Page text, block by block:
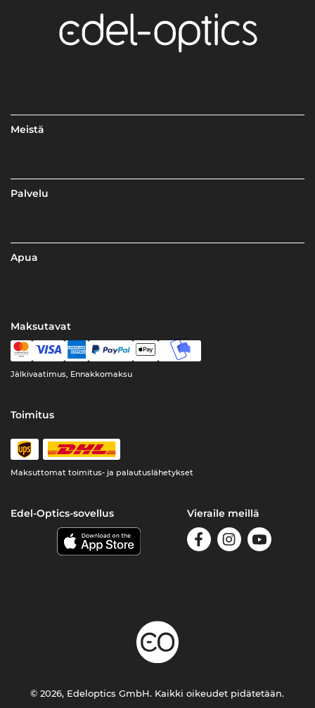
Meistä
Palvelu
Apua
Maksutavat
Jälkivaatimus, Ennakkomaksu
Toimitus
Maksuttomat toimitus- ja palautuslähetykset
Edel-Optics-sovellus Vieraile meillä
© 2026, Edeloptics GmbH. Kaikki oikeudet pidätetään.